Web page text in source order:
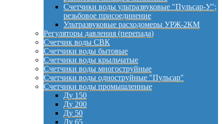
Счетчики воды ультразвуковые "Пульсар-У";
резьбовое присоединение
Ультразвуковые расходомеры УРЖ-2КМ
Регуляторы давления (перепада)
Счетчик воды СВК
Счетчики воды бытовые
Счетчики воды крыльчатые
Счетчики воды многоструйные
Счетчики воды одноструйные "Пульсар"
Счетчики воды промышленные
Ду 150
Ду 200
Ду 50
Ду 65